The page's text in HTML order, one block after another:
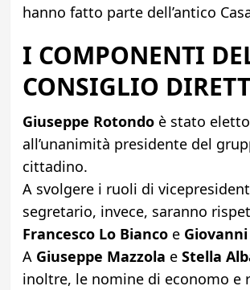
hanno fatto parte dell’antico
I COMPONENTI
CONSIGLIO
Giuseppe Rotondoè stato eletto
all’unanimità presidente del
cittadino.
A svolgere i ruoli di
segretario, invece, saranno
Francesco Lo Biancoe
A Giuseppe Mazzola e Stella
inoltre, le nomine di economo e